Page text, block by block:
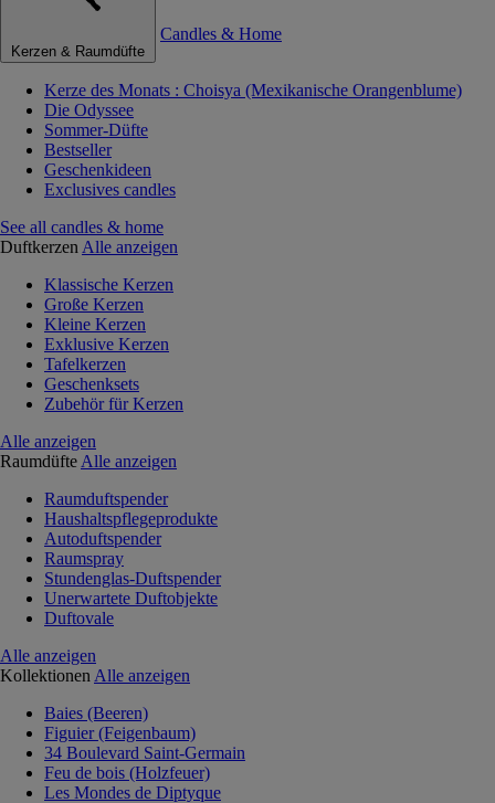
Kerzen & Raumdüfte
Candles & Home
Kerze des Monats : Choisya (Mexikanische Orangenblume)
Die Odyssee
Sommer-Düfte
Bestseller
Geschenkideen
Exclusives candles
See all candles & home
Duftkerzen Alle anzeigen
Klassische Kerzen
Große Kerzen
Kleine Kerzen
Exklusive Kerzen
Tafelkerzen
Geschenksets
Zubehör für Kerzen
Alle anzeigen
Raumdüfte Alle anzeigen
Raumduftspender
Haushaltspflegeprodukte
Autoduftspender
Raumspray
Stundenglas-Duftspender
Unerwartete Duftobjekte
Duftovale
Alle anzeigen
Kollektionen Alle anzeigen
Baies (Beeren)
Figuier (Feigenbaum)
34 Boulevard Saint-Germain
Feu de bois (Holzfeuer)
Les Mondes de Diptyque